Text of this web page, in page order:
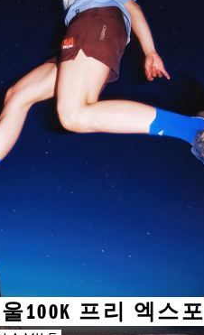
100K 프리 엑스포